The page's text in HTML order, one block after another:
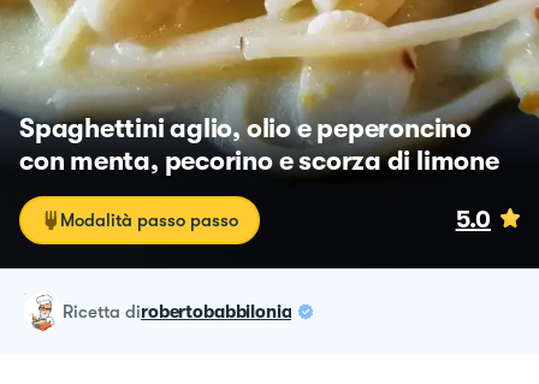
Spaghettini aglio, olio e peperoncino
con menta, pecorino e scorza di limone
Modalità passo passo 5.0
ricetta dirobertobabbilonia